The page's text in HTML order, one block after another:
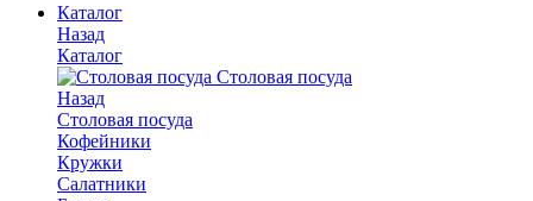
Каталог
Назад
Каталог
Столовая посуда
Назад
Столовая посуда
Кофейники
Кружки
Салатники